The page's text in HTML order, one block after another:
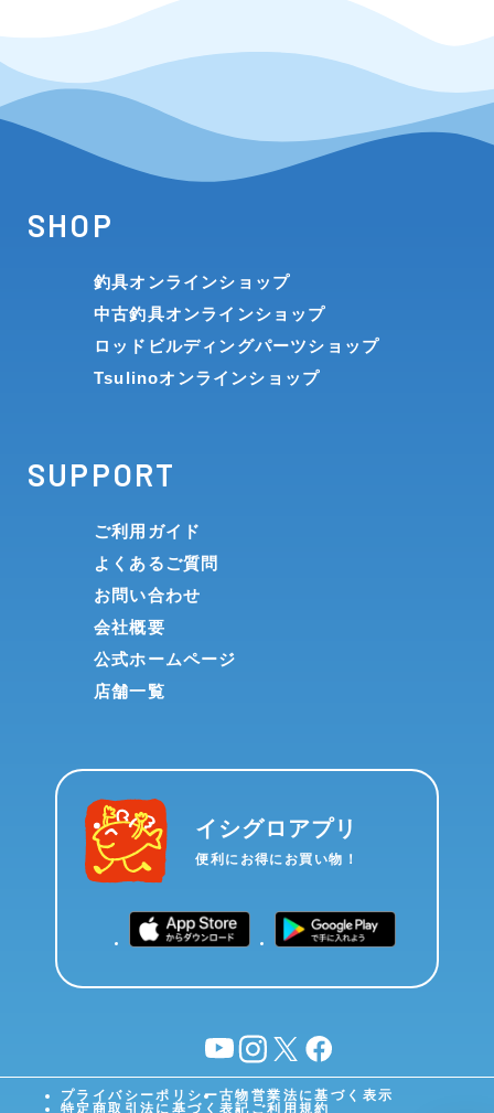
SHOP
釣具オンラインショップ
中古釣具オンラインショップ
ロッドビルディングパーツショップ
Tsulinoオンラインショップ
SUPPORT
ご利用ガイド
よくあるご質問
お問い合わせ
会社概要
公式ホームページ
店舗一覧
イシグロアプリ
便利にお得にお買い物！
YouTubeinstagram
X facebook
プライバシーポリシー古物営業法に基づく表示
特定商取引法に基づく表記 ご利用規約